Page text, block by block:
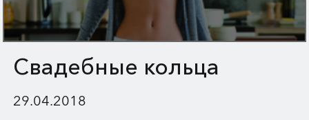
Свадебные кольца
29.04.2018